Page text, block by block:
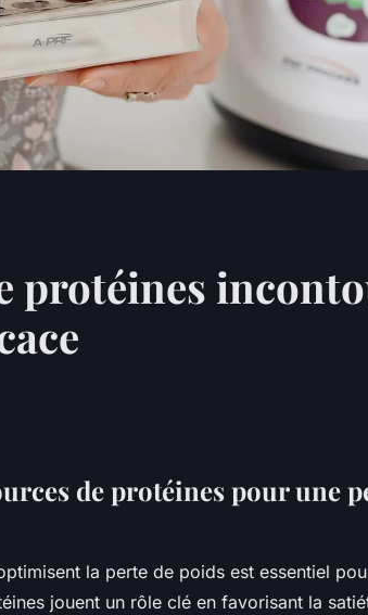
protéines
de protéines pour une
la perte de poids est essentiel
jouent un rôle clé en favorisant la